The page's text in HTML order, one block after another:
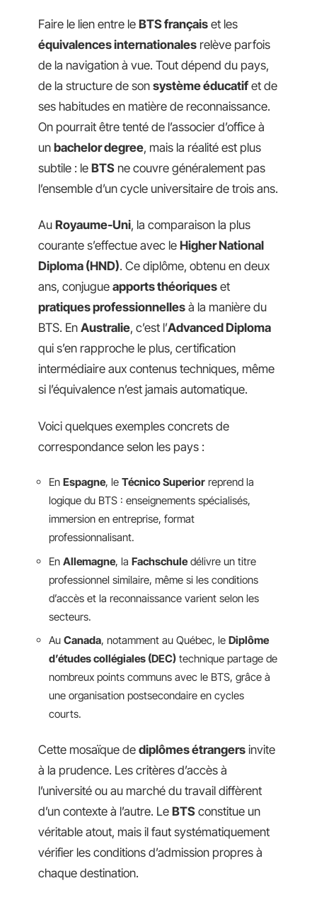
Faire le lien entre le BTS français et les
équivalences internationales relève parfois
de la navigation à vue. Tout dépend du pays,
de la structure de son système éducatif et de
ses habitudes en matière de reconnaissance.
On pourrait être tenté de l’associer d’office à
un bachelor degree, mais la réalité est plus
subtile : le BTS ne couvre généralement pas
l’ensemble d’un cycle universitaire de trois ans.
Au Royaume-Uni, la comparaison la plus
courante s’effectue avec le Higher National
Diploma (HND). Ce diplôme, obtenu en deux
ans, conjugue apports théoriques et
pratiques professionnelles à la manière du
BTS. En Australie, c’est l’Advanced Diploma
qui s’en rapproche le plus, certification
intermédiaire aux contenus techniques, même
si l’équivalence n’est jamais automatique.
Voici quelques exemples concrets de
correspondance selon les pays :
En Espagne, le Técnico Superior reprend la
logique du BTS : enseignements spécialisés,
immersion en entreprise, format
professionnalisant.
En Allemagne, la Fachschule délivre un titre
professionnel similaire, même si les conditions
d’accès et la reconnaissance varient selon les
secteurs.
Au Canada, notamment au Québec, le Diplôme
d’études collégiales (DEC) technique partage de
nombreux points communs avec le BTS, grâce à
une organisation postsecondaire en cycles
courts.
Cette mosaïque de diplômes étrangers invite
à la prudence. Les critères d’accès à
l’université ou au marché du travail diffèrent
d’un contexte à l’autre. Le BTS constitue un
véritable atout, mais il faut systématiquement
vérifier les conditions d’admission propres à
chaque destination.